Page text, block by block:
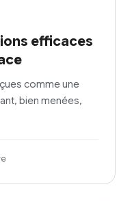
efficaces
comme une
bien menées,